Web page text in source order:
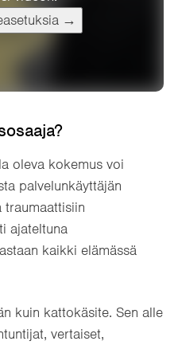
oleva kokemus voi
palvelunkäyttäjän
ajateltuna
kaikki elämässä
kuin kattokäsite. Sen alle
vertaiset,